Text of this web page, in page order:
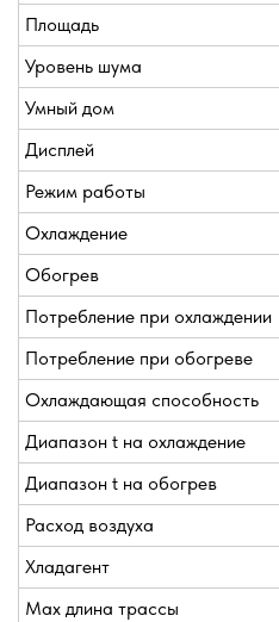
Площадь
Уровень шума
Умный дом
Дисплей
Режим работы
Охлаждение
Обогрев
Потребление при охлаждении
Потребление при обогреве
Охлаждающая способность
Диапазон t на охлаждение
Диапазон t на обогрев
Расход воздуха
Хладагент
Max длина трассы